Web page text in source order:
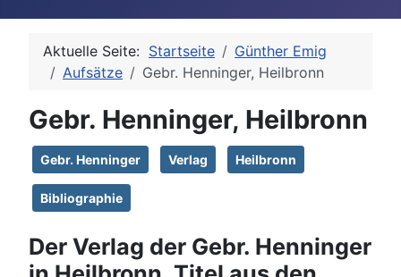
Aktuelle Seite: Startseite
Günther Emig
Aufsätze
Gebr. Henninger, Heilbronn
Gebr. Henninger, Heilbronn
Gebr. Henninger Verlag Heilbronn
Bibliographie
Der Verlag der Gebr. Henninger